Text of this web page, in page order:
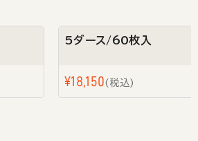
5ダース/60枚入
¥18,150 税込